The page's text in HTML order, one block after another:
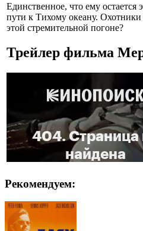
Единственное, что ему
пути к Тихому океану. Охотники
этой стремительной погоне?
Трейлер фильма
Рекомендуем: